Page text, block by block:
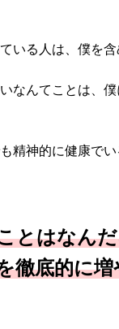
いる人は、僕を含
なんてことは、僕
精神的に健康で
とはなん
徹底的に増